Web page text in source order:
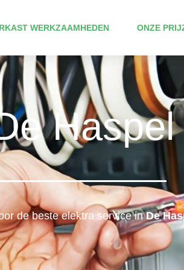
WERKZAAMHEDEN ONZE
Haspel
de beste elektra service inDe